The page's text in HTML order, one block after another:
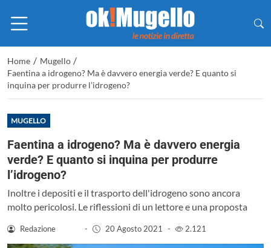
Home / Mugello /
Faentina a idrogeno? Ma è davvero energia verde? E quanto si
inquina per produrre l’idrogeno?
MUGELLO
Faentina a idrogeno? Ma è davvero energia
verde? E quanto si inquina per produrre
l’idrogeno?
Inoltre i depositi e il trasporto dell'idrogeno sono ancora
molto pericolosi. Le riflessioni di un lettore e una proposta
Redazione - 20 Agosto 2021 - 2.121